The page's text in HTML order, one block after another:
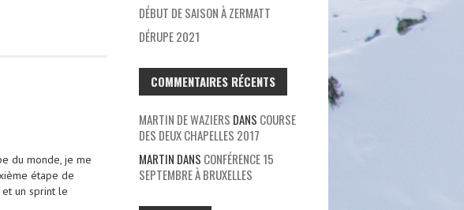
du monde, je me
étape de
un sprint le
DÉBUT DE SAISON À ZERMATT
DÉRUPE 2021
COMMENTAIRES RÉCENTS
MARTIN DE WAZIERS DANS COURSE
DES DEUX CHAPELLES 2017
MARTIN DANS CONFÉRENCE 15
SEPTEMBRE À BRUXELLES